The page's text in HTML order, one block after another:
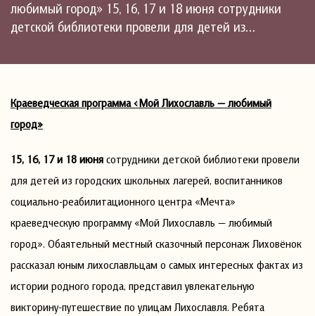
любимый город» 15, 16, 17 и 18 июня сотрудники
детской библиотеки провели для детей из…
Краеведческая программа «Мой Лихославль — любимый
город»
15, 16, 17 и 18 июня сотрудники детской библиотеки провели
для детей из городских школьных лагерей, воспитанников
социально-реабилитационного центра «Мечта»
краеведческую программу «Мой Лихославль — любимый
город». Обаятельный местный сказочный персонаж Лиховёнок
рассказал юным лихославльцам о самых интересных фактах из
истории родного города, представил увлекательную
викторину-путешествие по улицам Лихославля. Ребята